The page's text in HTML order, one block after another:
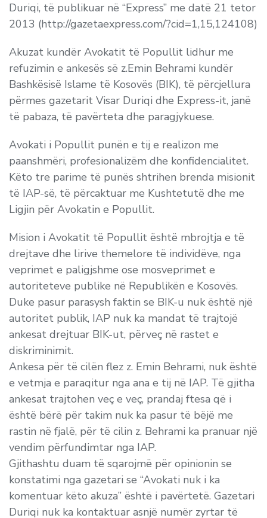
Duriqi, të publikuar në “Express” me datë 21 tetor
2013 (http://gazetaexpress.com/?cid=1,15,124108)
Akuzat kundër Avokatit të Popullit lidhur me
refuzimin e ankesës së z.Emin Behrami kundër
Bashkësisë Islame të Kosovës (BIK), të përcjellura
përmes gazetarit Visar Duriqi dhe Express-it, janë
të pabaza, të pavërteta dhe paragjykuese.
Avokati i Popullit punën e tij e realizon me
paanshmëri, profesionalizëm dhe konfidencialitet.
Këto tre parime të punës shtrihen brenda misionit
të IAP-së, të përcaktuar me Kushtetutë dhe me
Ligjin për Avokatin e Popullit.
Mision i Avokatit të Popullit është mbrojtja e të
drejtave dhe lirive themelore të individëve, nga
veprimet e paligjshme ose mosveprimet e
autoriteteve publike në Republikën e Kosovës.
Duke pasur parasysh faktin se BIK-u nuk është një
autoritet publik, IAP nuk ka mandat të trajtojë
ankesat drejtuar BIK-ut, përveç në rastet e
diskriminimit.
Ankesa për të cilën flez z. Emin Behrami, nuk është
e vetmja e paraqitur nga ana e tij në IAP. Të gjitha
ankesat trajtohen veç e veç, prandaj ftesa që i
është bërë për takim nuk ka pasur të bëjë me
rastin në fjalë, për të cilin z. Behrami ka pranuar një
vendim përfundimtar nga IAP.
Gjithashtu duam të sqarojmë për opinionin se
konstatimi nga gazetari se “Avokati nuk i ka
komentuar këto akuza” është i pavërtetë. Gazetari
Duriqi nuk ka kontaktuar asnjë numër zyrtar të